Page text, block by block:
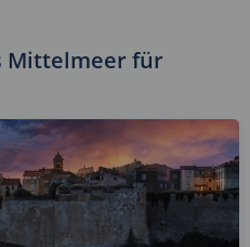
Mittelmeer für